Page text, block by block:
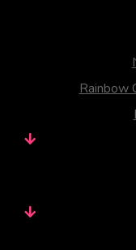
Rainbow